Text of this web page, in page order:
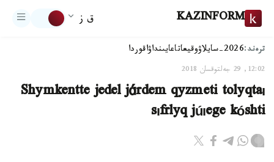
KAZINFORM ق ز
ترەند:2026-سايلاۋ وقيعاتاعايىنداۋاقوردا
12:02, 29 جەلتوقسان 2018
Shymkentte jedel járdem qyzmeti tolyqtaı
sıfrlyq júıege kóshti